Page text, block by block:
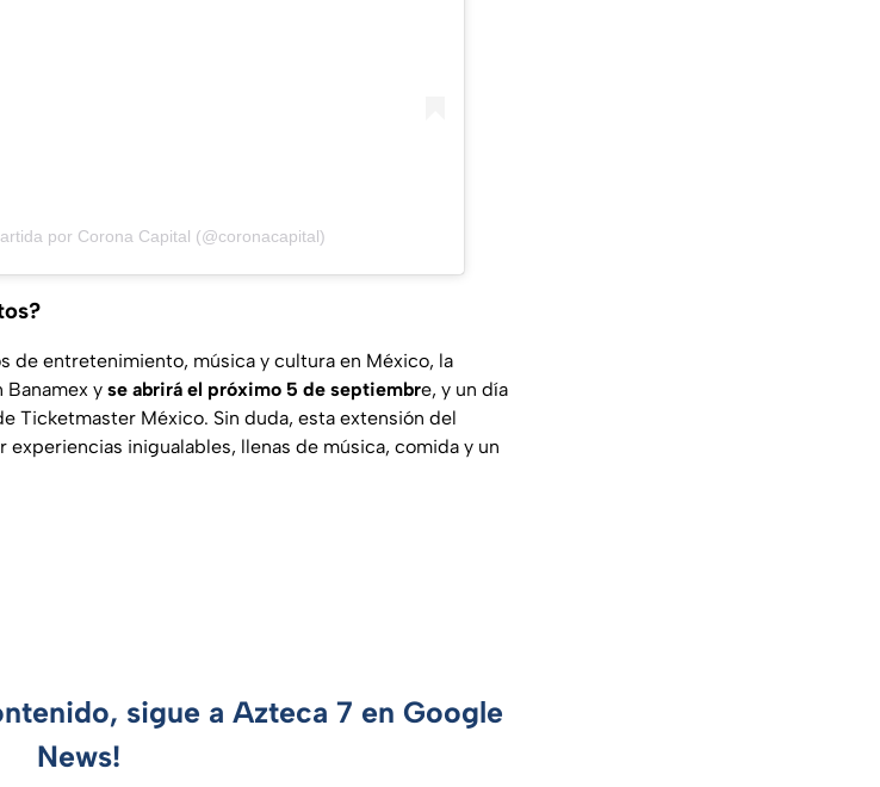
por Corona Capital (@coronacapital)
de entretenimiento, música y cultura en México, la
Banamex y se abrirá el próximo 5 de septiembre, y un día
Ticketmaster México. Sin duda, esta extensión del
inigualables, llenas de música, comida y un
sigue a Azteca 7 en Google
News!